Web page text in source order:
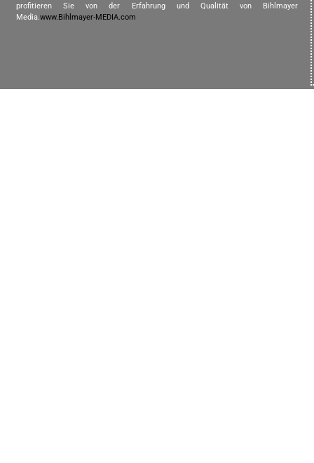
profitieren Sie von der Erfahrung und Qualität von Bihlmayer
Media.www.Bihlmayer-MEDIA.com